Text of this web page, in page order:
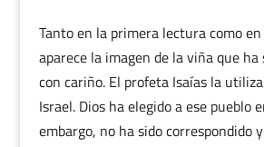
Tanto en la primera lectura como
aparece la imagen de la viña que
con cariño. El profeta Isaías la
Israel. Dios ha elegido a ese pueblo
embargo, no ha sido correspondido